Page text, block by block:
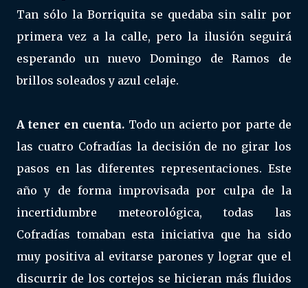
Tan sólo la Borriquita se quedaba sin salir por
primera vez a la calle, pero la ilusión seguirá
esperando un nuevo Domingo de Ramos de
brillos soleados y azul celaje.
A tener en cuenta. Todo un acierto por parte de
las cuatro Cofradías la decisión de no girar los
pasos en las diferentes representaciones. Este
año y de forma improvisada por culpa de la
incertidumbre meteorológica, todas las
Cofradías tomaban esta iniciativa que ha sido
muy positiva al evitarse parones y lograr que el
discurrir de los cortejos se hicieran más fluidos